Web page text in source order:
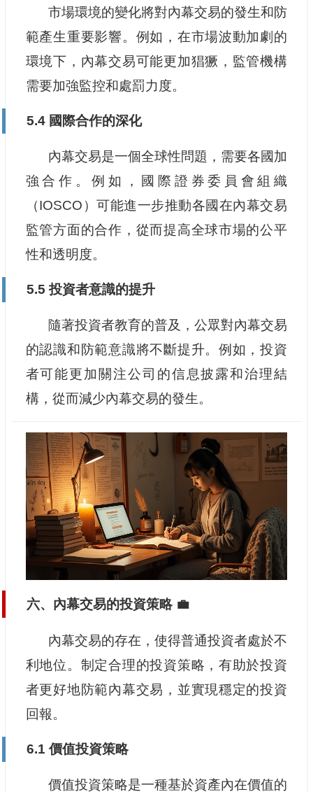
市場環境的變化將對內幕交易的發生和防
範產生重要影響。例如，在市場波動加劇的
環境下，內幕交易可能更加猖獗，監管機構
需要加強監控和處罰力度。
5.4 國際合作的深化
內幕交易是一個全球性問題，需要各國加
強合作。例如，國際證券委員會組織
（IOSCO）可能進一步推動各國在內幕交易
監管方面的合作，從而提高全球市場的公平
性和透明度。
5.5 投資者意識的提升
隨著投資者教育的普及，公眾對內幕交易
的認識和防範意識將不斷提升。例如，投資
者可能更加關注公司的信息披露和治理結
構，從而減少內幕交易的發生。
六、內幕交易的投資策略 💼
內幕交易的存在，使得普通投資者處於不
利地位。制定合理的投資策略，有助於投資
者更好地防範內幕交易，並實現穩定的投資
回報。
6.1 價值投資策略
價值投資策略是一種基於資產內在價值的